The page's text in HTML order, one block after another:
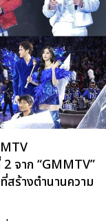
จาก “GMMTV”
สร้างตำนานความ